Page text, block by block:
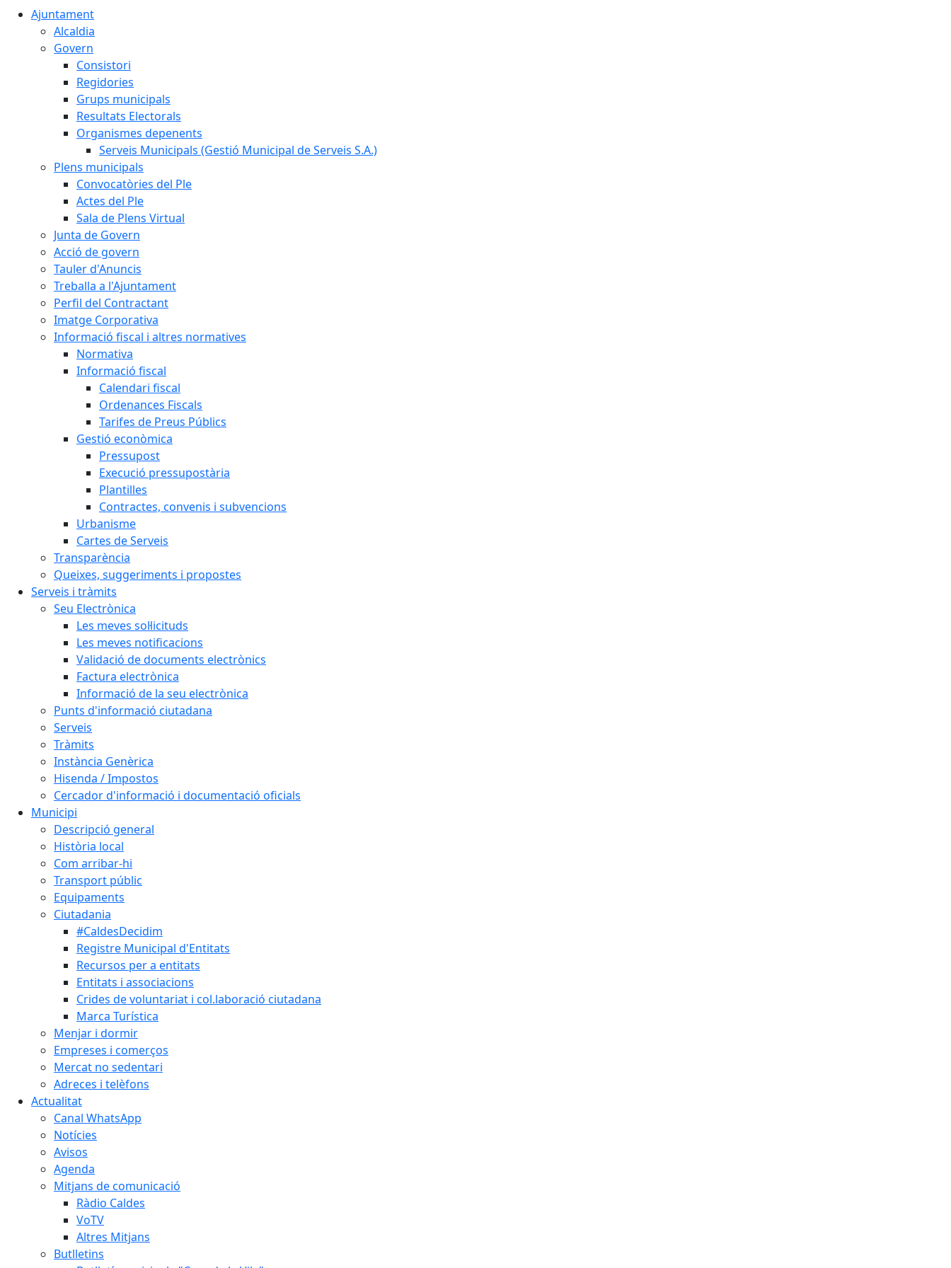
Ajuntament
Alcaldia
Govern
Consistori
Regidories
Grups municipals
Resultats Electorals
Organismes depenents
Serveis Municipals (Gestió Municipal de Serveis S.A.)
Plens municipals
Convocatòries del Ple
Actes del Ple
Sala de Plens Virtual
Junta de Govern
Acció de govern
Tauler d'Anuncis
Treballa a l'Ajuntament
Perfil del Contractant
Imatge Corporativa
Informació fiscal i altres normatives
Normativa
Informació fiscal
Calendari fiscal
Ordenances Fiscals
Tarifes de Preus Públics
Gestió econòmica
Pressupost
Execució pressupostària
Plantilles
Contractes, convenis i subvencions
Urbanisme
Cartes de Serveis
Transparència
Queixes, suggeriments i propostes
Serveis i tràmits
Seu Electrònica
Les meves sol·licituds
Les meves notificacions
Validació de documents electrònics
Factura electrònica
Informació de la seu electrònica
Punts d'informació ciutadana
Serveis
Tràmits
Instància Genèrica
Hisenda / Impostos
Cercador d'informació i documentació oficials
Municipi
Descripció general
Història local
Com arribar-hi
Transport públic
Equipaments
Ciutadania
#CaldesDecidim
Registre Municipal d'Entitats
Recursos per a entitats
Entitats i associacions
Crides de voluntariat i col.laboració ciutadana
Marca Turística
Menjar i dormir
Empreses i comerços
Mercat no sedentari
Adreces i telèfons
Actualitat
Canal WhatsApp
Notícies
Avisos
Agenda
Mitjans de comunicació
Ràdio Caldes
VoTV
Altres Mitjans
Butlletins